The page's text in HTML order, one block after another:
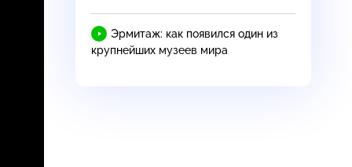
Эрмитаж: как появился один из
крупнейших музеев мира